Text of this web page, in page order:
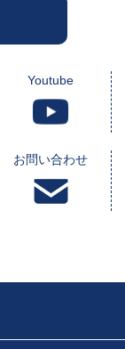
Youtube
お問い合わせ